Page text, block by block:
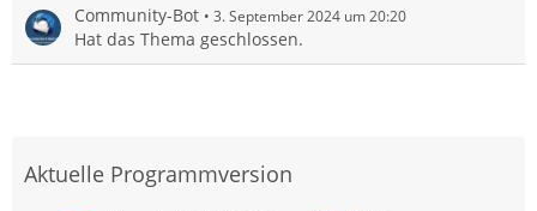
Community-Bot 3. September 2024 um 20:20
Hat das Thema geschlossen.
Aktuelle Programmversion